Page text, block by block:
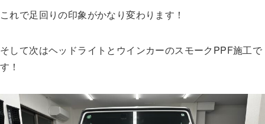
これで足回りの印象がかなり変わります！
そして次はヘッドライトとウインカーのスモークPPF施工で
す！